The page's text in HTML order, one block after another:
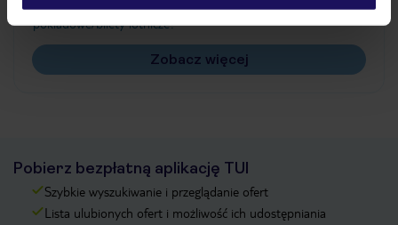
Na jakiej podstawie i gdzie otrzymam karty
pokładowe/bilety lotnicze?
Zobacz więcej
Pobierz bezpłatną aplikację TUI
Szybkie wyszukiwanie i przeglądanie ofert
Lista ulubionych ofert i możliwość ich udostępniania